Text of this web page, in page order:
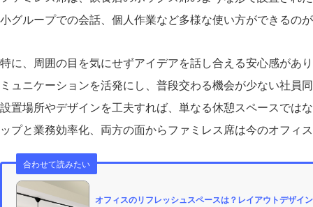
小グループでの会話、個人作業など多様な使い方ができるの
特に、周囲の目を気にせずアイデアを話し合える安心感があ
ミュニケーションを活発にし、普段交わる機会が少ない社員
設置場所やデザインを工夫すれば、単なる休憩スペースでは
ップと業務効率化、両方の面からファミレス席は今のオフィ
合わせて読みたい
オフィスのリフレッシュスペースは？レイアウトデザイ